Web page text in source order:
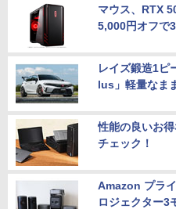
マウス、RTX
5,000円オフで
レイズ鍛造1ピ
lus」軽量なま
性能の良いお
チェック！
Amazon プラ
ロジェクター3